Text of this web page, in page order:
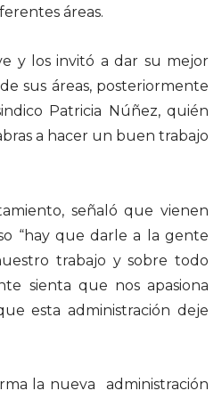
áreas.
y los invitó a dar su mejor
sus áreas, posteriormente
Patricia Núñez, quién
a hacer un buen trabajo
señaló que vienen
“hay que darle a la gente
trabajo y sobre todo
sienta que nos apasiona
esta administración deje
la nueva administración